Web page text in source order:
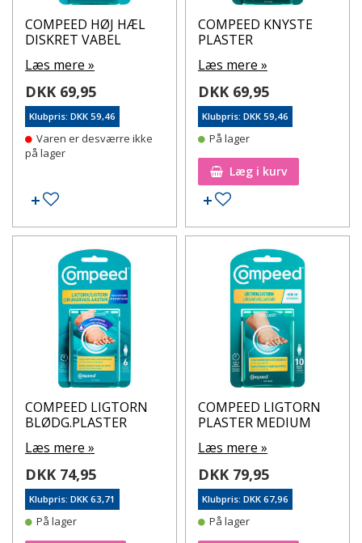
COMPEED HØJ HÆL
DISKRET VABEL
Læs mere »
DKK 69,95
Klubpris: DKK 59,46
Varen er desværre ikke
på lager
Tilføj til ønskeseddel
COMPEED KNYSTE
PLASTER
Læs mere »
DKK 69,95
Klubpris: DKK 59,46
På lager
Læg i kurv
Tilføj til ønskeseddel
COMPEED LIGTORN
BLØDG.PLASTER
Læs mere »
DKK 74,95
Klubpris: DKK 63,71
På lager
COMPEED LIGTORN
PLASTER MEDIUM
Læs mere »
DKK 79,95
Klubpris: DKK 67,96
På lager